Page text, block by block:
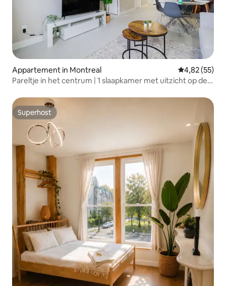
Appartement in Montreal Gemiddelde
4,82 (55)
Pareltje in het centrum | 1 slaapkamer met uitzicht op de
Superhost
Superhost